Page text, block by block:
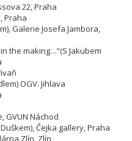
22, Praha
Praha
Galerie Josefa Jambora,
the making…“(S Jakubem
OGV. Jihlava
GVUN Náchod
Čejka gallery, Praha
Zlín, Zlín